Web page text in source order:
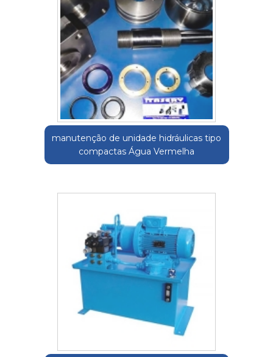
manutenção de unidade hidráulicas tipo
compactas Água Vermelha